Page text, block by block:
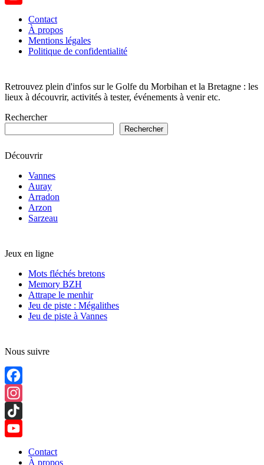
Channel
Contact
À propos
Mentions légales
Politique de confidentialité
Retrouvez plein d'infos sur le Golfe du Morbihan et la Bretagne : les
lieux à découvrir, activités à tester, événements à venir etc.
Rechercher
Rechercher
Découvrir
Vannes
Auray
Arradon
Arzon
Sarzeau
Jeux en ligne
Mots fléchés bretons
Memory BZH
Attrape le menhir
Jeu de piste : Mégalithes
Jeu de piste à Vannes
Nous suivre
Facebook
Instagram
TikTok
Contact
À propos